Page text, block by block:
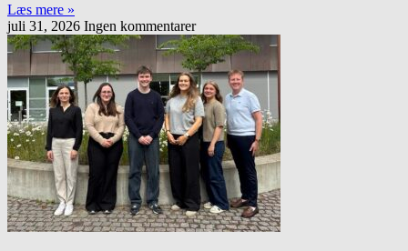
Læs mere »
juli 31, 2026 Ingen kommentarer